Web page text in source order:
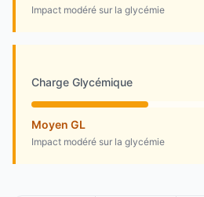
Impact modéré sur la glycémie
Charge Glycémique
Moyen GL
Impact modéré sur la glycémie